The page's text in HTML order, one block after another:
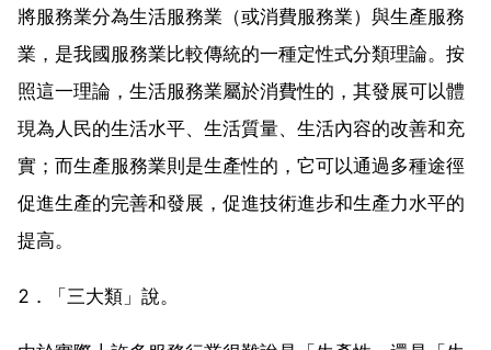
將服務業分為生活服務業（或消費服務業）與生產服務
業，是我國服務業比較傳統的一種定性式分類理論。按
照這一理論，生活服務業屬於消費性的，其發展可以體
現為人民的生活水平、生活質量、生活內容的改善和充
實；而生產服務業則是生產性的，它可以通過多種途徑
促進生產的完善和發展，促進技術進步和生產力水平的
提高。
2．「三大類」說。